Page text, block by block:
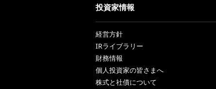
投資家情報
経営方針
IRライブラリー
財務情報
個人投資家の皆さまへ
株式と社債について